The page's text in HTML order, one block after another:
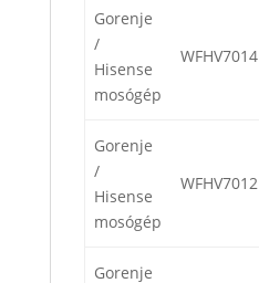
Gorenje
/
Hisense
mosógép
WFHV7014
Gorenje
/
Hisense
mosógép
WFHV7012
Gorenje